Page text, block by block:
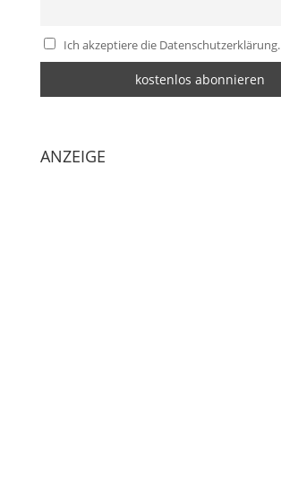
Ich akzeptiere die Datenschutzerklärung.
ANZEIGE